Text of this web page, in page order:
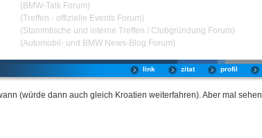
(BMW-Talk Forum)
(Treffen - offizielle Events Forum)
(Stammtische und interne Treffen / Clubgründung Forum)
(Automobil- und BMW News-Blog Forum)
profil
zitat
link
(würde dann auch gleich Kroatien weiterfahren). Aber mal sehen